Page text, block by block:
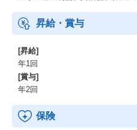
昇給・賞与
[昇給]
年1回
[賞与]
年2回
保険